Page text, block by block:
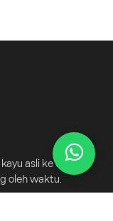
asli ke dalam
oleh waktu.